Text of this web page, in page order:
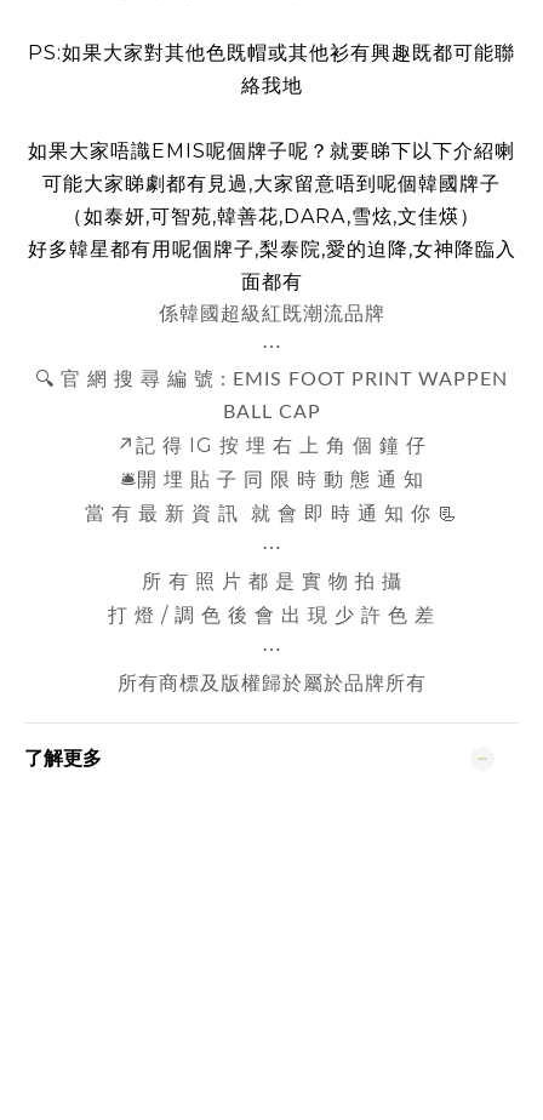
PS:如果大家對其他色既帽或其他衫有興趣既都可能聯
絡我地
如果大家唔識EMIS呢個牌子呢？就要睇下以下介紹喇
可能大家睇劇都有見過,大家留意唔到呢個韓國牌子
（如泰妍,可智苑,韓善花,DARA,雪炫,文佳煐）
好多韓星都有用呢個牌子,梨泰院,愛的迫降,女神降臨入
面都有
係韓國超級紅既潮流品牌
⋯
🔍 官 網 搜 尋 編 號 :
EMIS FOOT PRINT WAPPEN
BALL CAP
↗️記 得 IG 按 埋 右 上 角 個 鐘 仔
🛎️開 埋 貼 子 同 限 時 動 態 通 知
當 有 最 新 資 訊 就 會 即 時 通 知 你 📃
⋯
所 有 照 片 都 是 實 物 拍 攝
打 燈 / 調 色 後 會 出 現 少 許 色 差
⋯
所有商標及版權歸於屬於品牌所有
了解更多